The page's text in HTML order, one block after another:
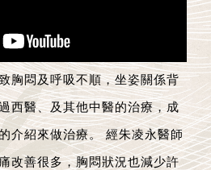
胸悶及呼吸不順，坐姿關係背
西醫、及其他中醫的治療，成
介紹來做治療。 經朱凌永醫師
改善很多，胸悶狀況也減少許